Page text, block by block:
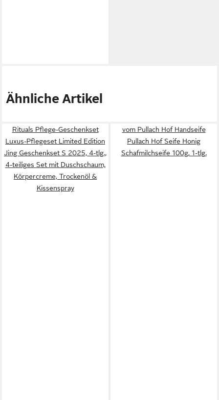
Ähnliche Artikel
Rituals Pflege-Geschenkset
Luxus-Pflegeset Limited Edition
Jing Geschenkset S 2025, 4-tlg.,
4-teiliges Set mit Duschschaum,
Körpercreme, Trockenöl &
Kissenspray
vom Pullach Hof Handseife
Pullach Hof Seife Honig
Schafmilchseife 100g, 1-tlg.